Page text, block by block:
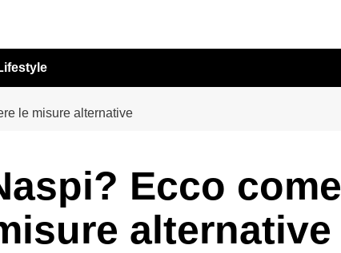
le misure alternative
Ecco come
alternative